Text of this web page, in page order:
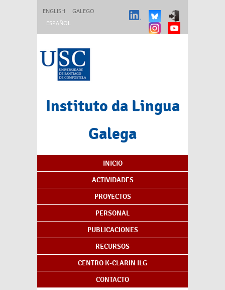
ENGLISH
GALEGO
ESPAÑOL
Instituto da Lingua
Galega
Índice de contenidos
INICIO
ACTIVIDADES
PROYECTOS
PERSONAL
PUBLICACIONES
RECURSOS
CENTRO K-CLARIN ILG
CONTACTO